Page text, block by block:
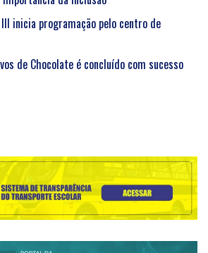
inicia programação pelo centro de
de Chocolate é concluído com sucesso